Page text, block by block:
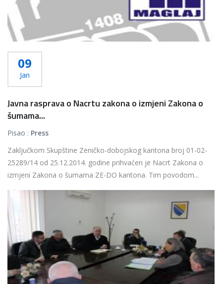
09
Jan
Javna rasprava o Nacrtu zakona o izmjeni Zakona o
šumama...
Pisao : Press
Zaključkom Skupštine Zeničko-dobojskog kantona broj 01-02-
25289/14 od 25.12.2014. godine prihvaćen je Nacrt Zakona o
izmjeni Zakona o šumama ZE-DO kantona. Tim povodom...
Više...